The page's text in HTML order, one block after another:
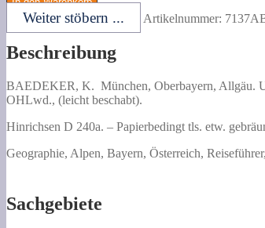
München,
Oberbayern,
Unterinntal
Innsbruck,
Salzburg.
Weiter stöbern ... Artikelnummer:
Beschreibung
BAEDEKER, K. München, Oberbayern, Allgäu.
OHLwd., (leicht beschabt).
Hinrichsen D 240a. – Papierbedingt tls. etw.
Geographie, Alpen, Bayern, Österreich,
Sachgebiete